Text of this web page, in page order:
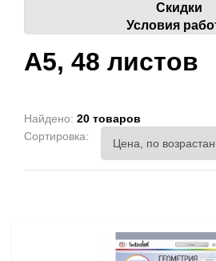
Скидки
Условия
А5, 48 листов
Найдено: 20 товаров
Сортировка: